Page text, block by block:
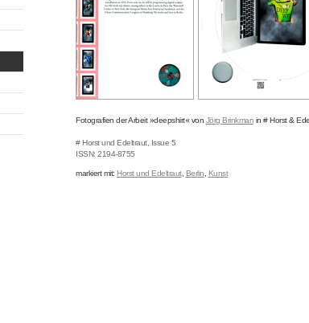
Fotografien der Arbeit»deepshirt«von Jörg Brinkman in # Horst &
# Horst und Edeltraut, Issue 5
ISSN: 2194-8755
markiert mit: Horst und Edeltraut, Berlin Kunst